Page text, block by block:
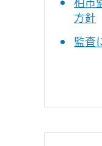
柏市
方針
監査